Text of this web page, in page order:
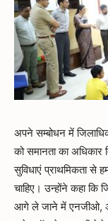
अपने सम्बोधन में
को समानता का अधिकार
सुविधाएं प्राथमिकता से
चाहिए। उन्होंने कहा कि
आगे ले जाने में एनजीओ,